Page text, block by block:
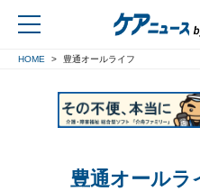
HOME 豊通オールライフ
豊通オールラ